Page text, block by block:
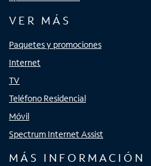
VER MÁS
Paquetes y promociones
Internet
TV
Teléfono Residencial
Móvil
Spectrum Internet Assist
MÁS INFORMACIÓN